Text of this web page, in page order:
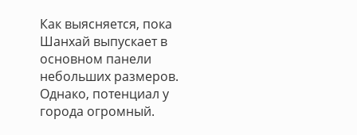
Как выясняется, пока
Шанхай выпускает в
основном панели
небольших размеров.
Однако, потенциал у
города огромный.